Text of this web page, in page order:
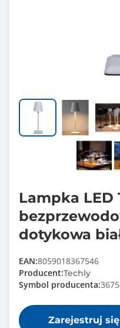
Lampka LED
dotykowa
EAN:8059018367546
Producent:Techly
Symbol producenta:
Zarejestruj